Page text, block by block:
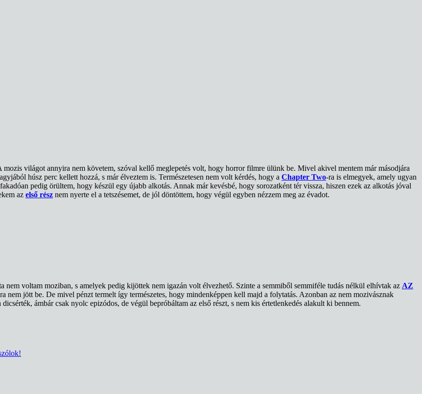
világot annyira nem követem, szóval kellő meglepetés volt, hogy horror filmre ülünk be. Mivel akivel mentem már másodjára
húsz perc kellett hozzá, s már élveztem is. Természetesen nem volt kérdés, hogy a Chapter Two-ra is elmegyek, amely ugyan
pedig örültem, hogy készül egy újabb alkotás. Annak már kevésbé, hogy sorozatként tér vissza, hiszen ezek az alkotás jóval
az első rész nem nyerte el a tetszésemet, de jól döntöttem, hogy végül egyben nézzem meg az évadot.
voltam moziban, s amelyek pedig kijöttek nem igazán volt élvezhető. Szinte a semmiből semmiféle tudás nélkül elhívtak az AZ
nem jött be. De mivel pénzt termelt így természetes, hogy mindenképpen kell majd a folytatás. Azonban az nem mozivásznak
ámbár csak nyolc epizódos, de végül bepróbáltam az első részt, s nem kis értetlenkedés alakult ki bennem.